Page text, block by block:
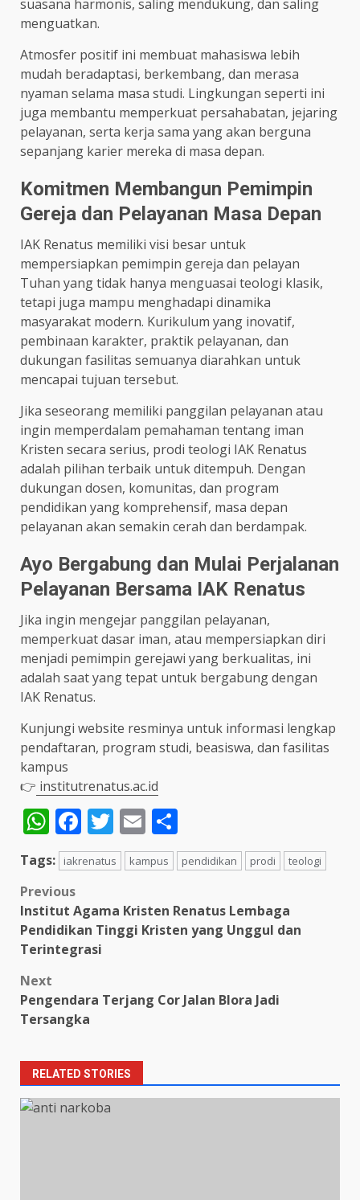
suasana harmonis, saling mendukung, dan saling
menguatkan.
Atmosfer positif ini membuat mahasiswa lebih
mudah beradaptasi, berkembang, dan merasa
nyaman selama masa studi. Lingkungan seperti ini
juga membantu memperkuat persahabatan, jejaring
pelayanan, serta kerja sama yang akan berguna
sepanjang karier mereka di masa depan.
Komitmen Membangun Pemimpin
Gereja dan Pelayanan Masa Depan
IAK Renatus memiliki visi besar untuk
mempersiapkan pemimpin gereja dan pelayan
Tuhan yang tidak hanya menguasai teologi klasik,
tetapi juga mampu menghadapi dinamika
masyarakat modern. Kurikulum yang inovatif,
pembinaan karakter, praktik pelayanan, dan
dukungan fasilitas semuanya diarahkan untuk
mencapai tujuan tersebut.
Jika seseorang memiliki panggilan pelayanan atau
ingin memperdalam pemahaman tentang iman
Kristen secara serius, prodi teologi IAK Renatus
adalah pilihan terbaik untuk ditempuh. Dengan
dukungan dosen, komunitas, dan program
pendidikan yang komprehensif, masa depan
pelayanan akan semakin cerah dan berdampak.
Ayo Bergabung dan Mulai Perjalanan
Pelayanan Bersama IAK Renatus
Jika ingin mengejar panggilan pelayanan,
memperkuat dasar iman, atau mempersiapkan diri
menjadi pemimpin gerejawi yang berkualitas, ini
adalah saat yang tepat untuk bergabung dengan
IAK Renatus.
Kunjungi website resminya untuk informasi lengkap
pendaftaran, program studi, beasiswa, dan fasilitas
kampus
👉 institutrenatus.ac.id
WhatsApp
Facebook
Twitter
Email
Tags: iakrenatus kampus pendidikan prodi teologi
Post
navigation
Previous
Institut Agama Kristen Renatus Lembaga
Pendidikan Tinggi Kristen yang Unggul dan
Terintegrasi
Next
Pengendara Terjang Cor Jalan Blora Jadi
Tersangka
RELATED STORIES